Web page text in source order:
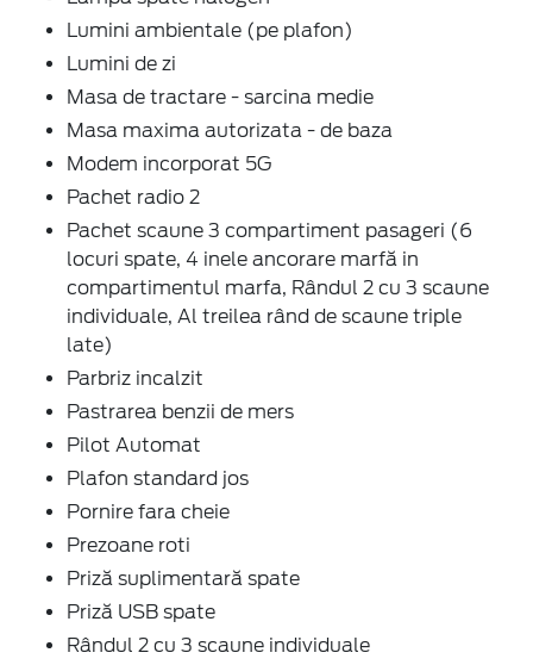
Lumini ambientale (pe plafon)
Lumini de zi
Masa de tractare - sarcina medie
Masa maxima autorizata - de baza
Modem incorporat 5G
Pachet radio 2
Pachet scaune 3 compartiment pasageri (6
locuri spate, 4 inele ancorare marfă in
compartimentul marfa, Rândul 2 cu 3 scaune
individuale, Al treilea rând de scaune triple
late)
Parbriz incalzit
Pastrarea benzii de mers
Pilot Automat
Plafon standard jos
Pornire fara cheie
Prezoane roti
Priză suplimentară spate
Priză USB spate
Rândul 2 cu 3 scaune individuale